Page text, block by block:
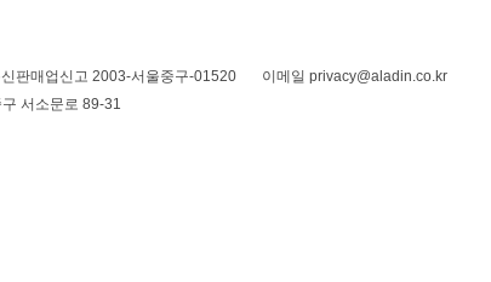
판매업신고 2003-서울중구-01520
이메일 privacy@aladin.co.kr
서소문로 89-31